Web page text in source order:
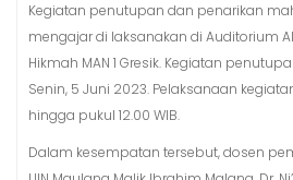
Kegiatan penutupan dan penarikan
mengajar di laksanakan di Auditorium
Hikmah MAN 1 Gresik. Kegiatan
Senin, 5 Juni 2023. Pelaksanaan
hingga pukul 12.00 WIB.
Dalam kesempatan tersebut, dosen